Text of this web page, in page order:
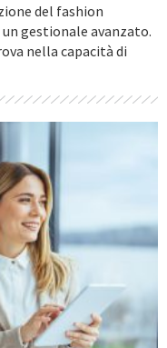
del fashion
gestionale avanzato.
nella capacità di